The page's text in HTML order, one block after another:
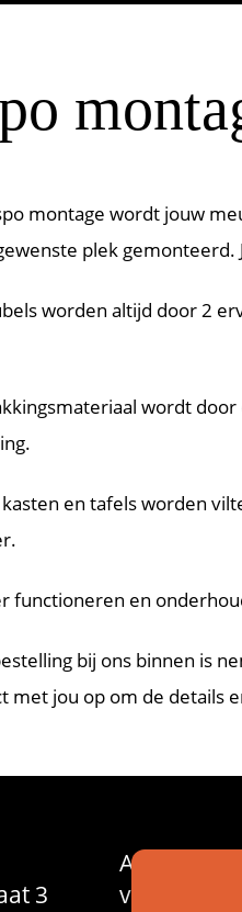
montage wordt jouw
plek
worden altijd door 2
wordt
kasten en tafels worden
functioneren en
bij ons binnen is
met jou op om de details
3
Algemene